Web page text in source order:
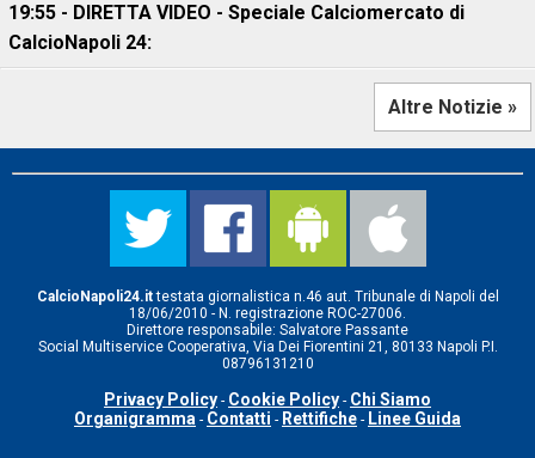
19:55 - DIRETTA VIDEO - Speciale Calciomercato di
CalcioNapoli 24:
Altre Notizie »
CalcioNapoli24.ittestata giornalistica n.46 aut. Tribunale di Napoli del
18/06/2010 - N. registrazione ROC-27006.
Direttore responsabile: Salvatore Passante
Social Multiservice Cooperativa, Via Dei Fiorentini 21, 80133 Napoli P.I.
08796131210
Privacy Policy - Cookie Policy - Chi Siamo
Organigramma - Contatti - Rettifiche - Linee Guida